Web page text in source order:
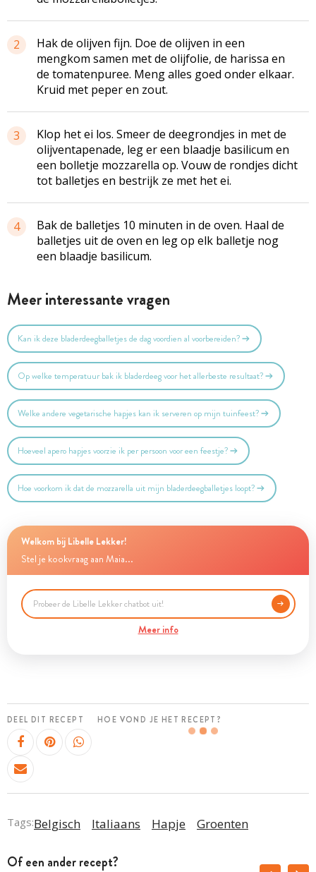
2
Hak de olijven fijn. Doe de olijven in een
mengkom samen met de olijfolie, de harissa en
de tomatenpuree. Meng alles goed onder elkaar.
Kruid met peper en zout.
3
Klop het ei los. Smeer de deegrondjes in met de
olijventapenade, leg er een blaadje basilicum en
een bolletje mozzarella op. Vouw de rondjes dicht
tot balletjes en bestrijk ze met het ei.
4
Bak de balletjes 10 minuten in de oven. Haal de
balletjes uit de oven en leg op elk balletje nog
een blaadje basilicum.
Meer interessante vragen
Kan ik deze bladerdeegballetjes de dag voordien al voorbereiden?
Op welke temperatuur bak ik bladerdeeg voor het allerbeste resultaat?
Welke andere vegetarische hapjes kan ik serveren op mijn tuinfeest?
Hoeveel apero hapjes voorzie ik per persoon voor een feestje?
Hoe voorkom ik dat de mozzarella uit mijn bladerdeegballetjes loopt?
Welkom bij Libelle Lekker!
Stel je kookvraag aan Maia...
Meer info
DEEL DIT RECEPT HOE VOND JE HET RECEPT?
Tags:Belgisch Italiaans Hapje Groenten
Of een ander recept?